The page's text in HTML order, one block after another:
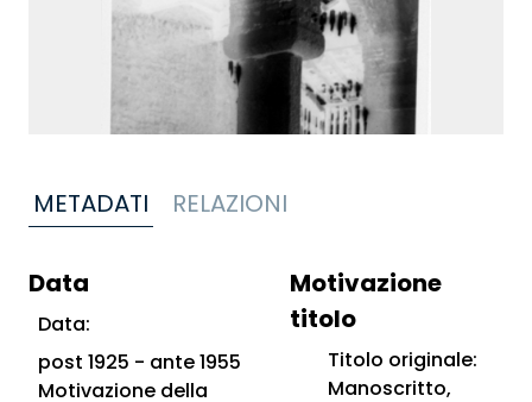
METADATI RELAZIONI
Data
Data:
post 1925 - ante 1955
Motivazione della
Motivazione
titolo
Titolo originale:
Manoscritto,